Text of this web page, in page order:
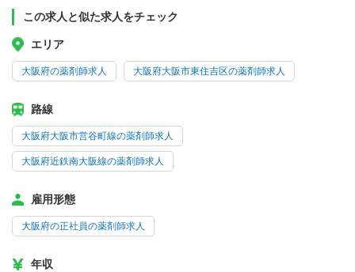
この求人と似た求人をチェック
エリア
大阪府の薬剤師求人 大阪府大阪市東住吉区の薬剤師求人
路線
大阪府大阪市営谷町線の薬剤師求人
大阪府近鉄南大阪線の薬剤師求人
雇用形態
大阪府の正社員の薬剤師求人
年収